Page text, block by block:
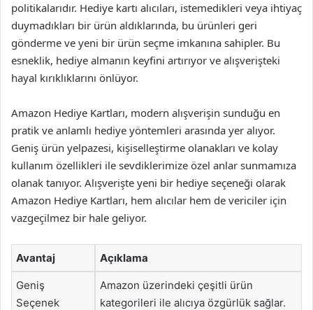
politikalarıdır. Hediye kartı alıcıları, istemedikleri veya ihtiyaç
duymadıkları bir ürün aldıklarında, bu ürünleri geri
gönderme ve yeni bir ürün seçme imkanına sahipler. Bu
esneklik, hediye almanın keyfini artırıyor ve alışverişteki
hayal kırıklıklarını önlüyor.
Amazon Hediye Kartları, modern alışverişin sunduğu en
pratik ve anlamlı hediye yöntemleri arasında yer alıyor.
Geniş ürün yelpazesi, kişiselleştirme olanakları ve kolay
kullanım özellikleri ile sevdiklerimize özel anlar sunmamıza
olanak tanıyor. Alışverişte yeni bir hediye seçeneği olarak
Amazon Hediye Kartları, hem alıcılar hem de vericiler için
vazgeçilmez bir hale geliyor.
Avantaj Açıklama
Geniş
Seçenek
Amazon üzerindeki çeşitli ürün
kategorileri ile alıcıya özgürlük sağlar.